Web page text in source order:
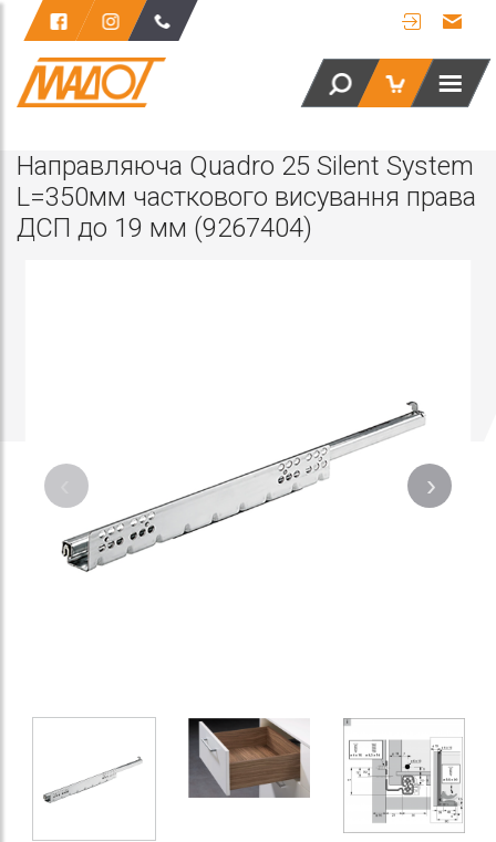
Направляюча Quadro 25 Silent System
L=350мм часткового висування права
ДСП до 19 мм (9267404)